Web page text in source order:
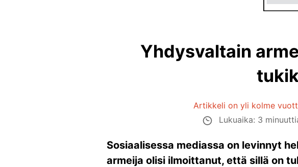
Yhdysvaltain
Artikkeli on yli kolme
Lukuaika: 3
Sosiaalisessa mediassa on levinnyt
armeija olisi ilmoittanut, että sillä on